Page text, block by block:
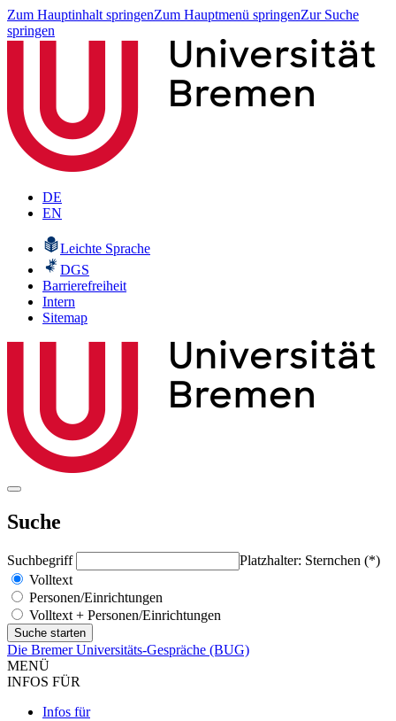
Zum Hauptinhalt springenZum Hauptmenü springenZur Suche
springen
DE
EN
Leichte Sprache
DGS
Barrierefreiheit
Intern
Sitemap
Suche
Suchbegriff
Platzhalter: Sternchen (*)
Volltext
Personen/Einrichtungen
Volltext + Personen/Einrichtungen
Die Bremer Universitäts-Gespräche (BUG)
MENÜ
INFOS FÜR
Infos für